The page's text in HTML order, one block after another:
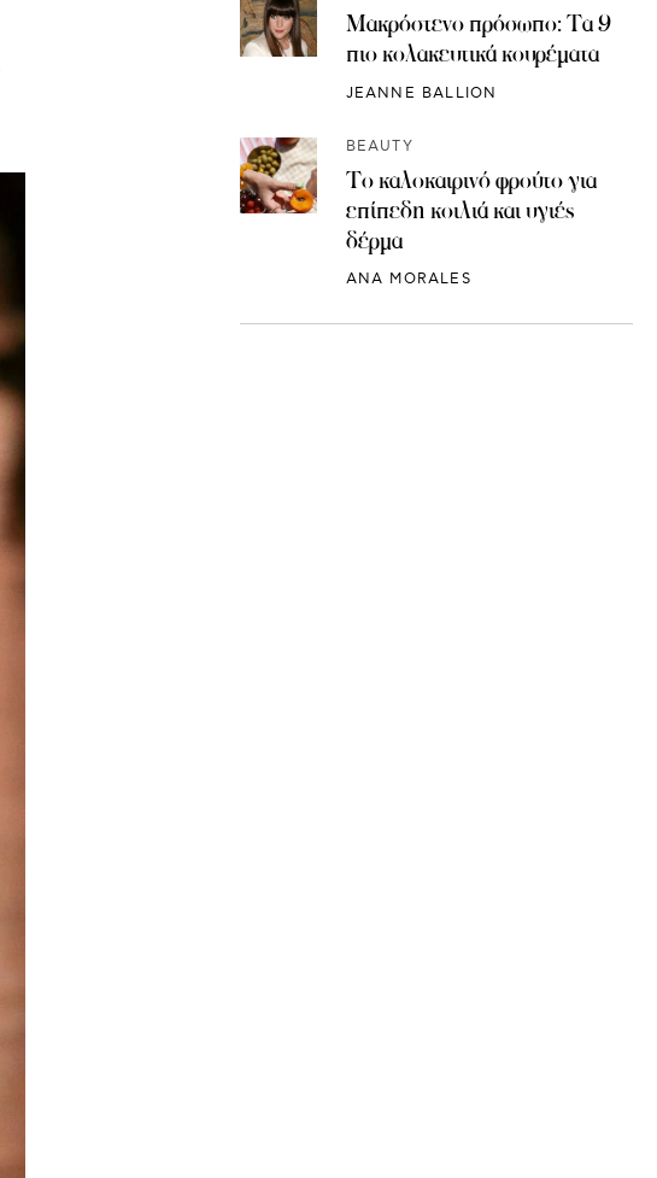
Μακρόστενο πρόσωπο: Τα 9
πιο κολακευτικά κουρέματα
JEANNE BALLION
BEAUTY
Το καλοκαιρινό φρούτο για
επίπεδη κοιλιά και υγιές
δέρμα
ANA MORALES